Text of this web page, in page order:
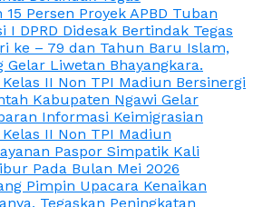
Persen Proyek APBD Tuban
I DPRD Didesak Bertindak Tegas
ke – 79 dan Tahun Baru Islam,
Gelar Liwetan Bhayangkara.
II Non TPI Madiun Bersinergi
Kabupaten Ngawi Gelar
Informasi Keimigrasian
II Non TPI Madiun
Paspor Simpatik Kali
Pada Bulan Mei 2026
Pimpin Upacara Kenaikan
Tegaskan Peningkatan